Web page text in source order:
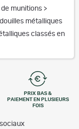
munitions >
métalliques
classés en
PRIX BAS &
PAIEMENT EN PLUSIEURS
FOIS